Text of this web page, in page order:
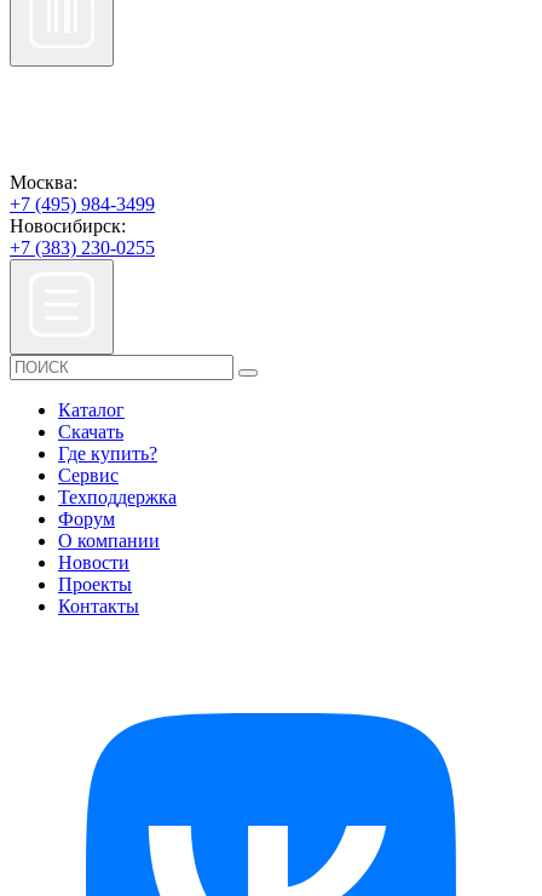
Москва:
+7 (495) 984-3499
Новосибирск:
+7 (383) 230-0255
Каталог
Скачать
Где купить?
Сервис
Техподдержка
Форум
О компании
Новости
Проекты
Контакты